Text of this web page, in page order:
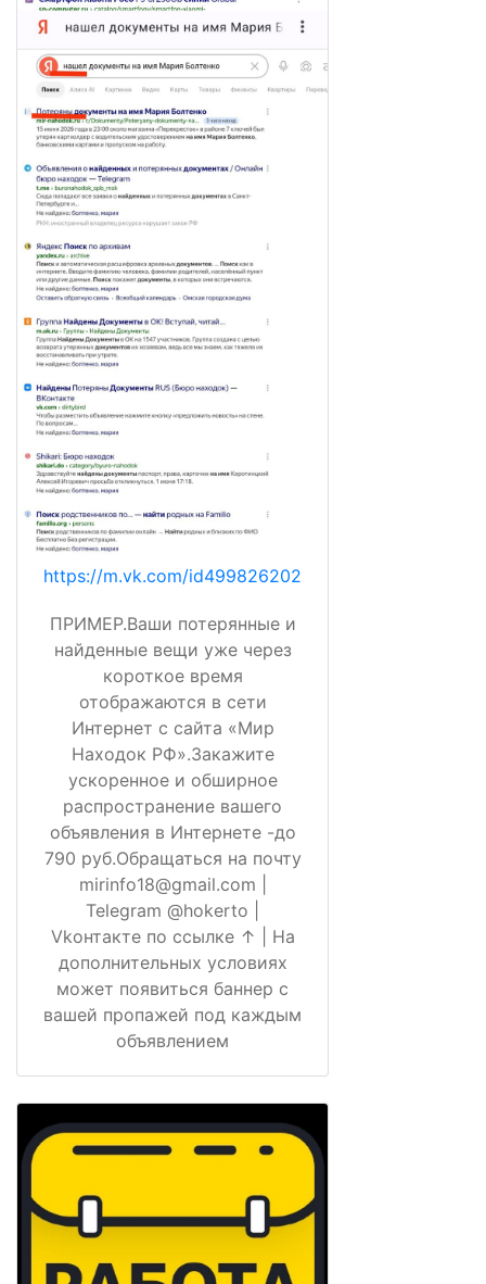
https://m.vk.com/id499826202
ПРИМЕР.Ваши потерянные и
найденные вещи уже через
короткое время
отображаются в сети
Интернет с сайта «Мир
Находок РФ».Закажите
ускоренное и обширное
распространение вашего
объявления в Интернете -до
790 руб.Обращаться на почту
mirinfo18@gmail.com |
Telegram @hokerto |
Vkонтакте по ссылке ↑ | На
дополнительных условиях
может появиться баннер с
вашей пропажей под каждым
объявлением